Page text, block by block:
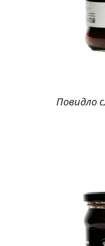
Повидло